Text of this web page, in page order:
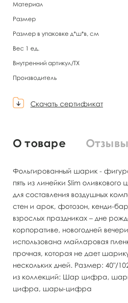
Материал
Размер
Размер в упаковке д*ш*в, см
Вес 1 ед.
Внутренний артикул/TX
Производитель
Скачать сертификат
О товаре Отзывы
Фольгированный шарик -
пять из линейки Slim оливкового
для составления воздушных
стен и арок, фотозон, кенди-
взрослых праздниках – дне
корпоративе, новогодней
использована майларовая
прочная, которая не дает
нескольких дней. Размер: 40"/
из коллекций: Шар цифра,
цифра, шары-цифра